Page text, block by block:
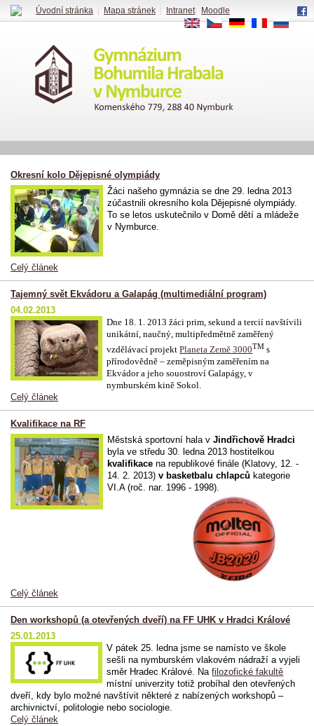
Okresní kolo Dějepisné olympiády
Žáci našeho gymnázia se dne 29. ledna 2013
zúčastnili okresního kola Dějepisné olympiády.
To se letos uskutečnilo v Domě dětí a mládeže
v Nymburce.
Celý článek
Tajemný svět Ekvádoru a Galapág (multimediální program)
04.02.2013
Dne 18. 1. 2013 žáci prim, sekund a tercií navštívili
unikátní, naučný, multipředmětně zaměřený
vzdělávací projektPlaneta Země 3000TM s
přírodovědně – zeměpisným zaměřením na
Ekvádor a jeho souostroví Galapágy, v
nymburském kině Sokol.
Celý článek
Kvalifikace na RF
Městská sportovní hala vJindřichově Hradci
byla ve středu 30. ledna 2013 hostitelkou
kvalifikace na republikové finále (Klatovy, 12. -
14. 2. 2013)v basketbalu chlapců kategorie
VI.A (roč. nar. 1996 - 1998).
Celý článek
Den workshopů (a otevřených dveří) na FF UHK v Hradci Králové
25.01.2013
V pátek 25. ledna jsme se namísto ve škole
sešli na nymburském vlakovém nádraží a vyjeli
směr Hradec Králové. Nafilozofické fakultě
místní univerzity totiž probíhal den otevřených
dveří, kdy bylo možné navštívit některé z nabízených workshopů –
archivnictví, politologie nebo sociologie.
Celý článek
Úvodní stránka Mapa stránek Intranet|
Moodle
EN
CS DE FR RU